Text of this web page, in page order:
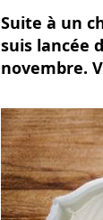
Suite à un
suis lancée
novembre.